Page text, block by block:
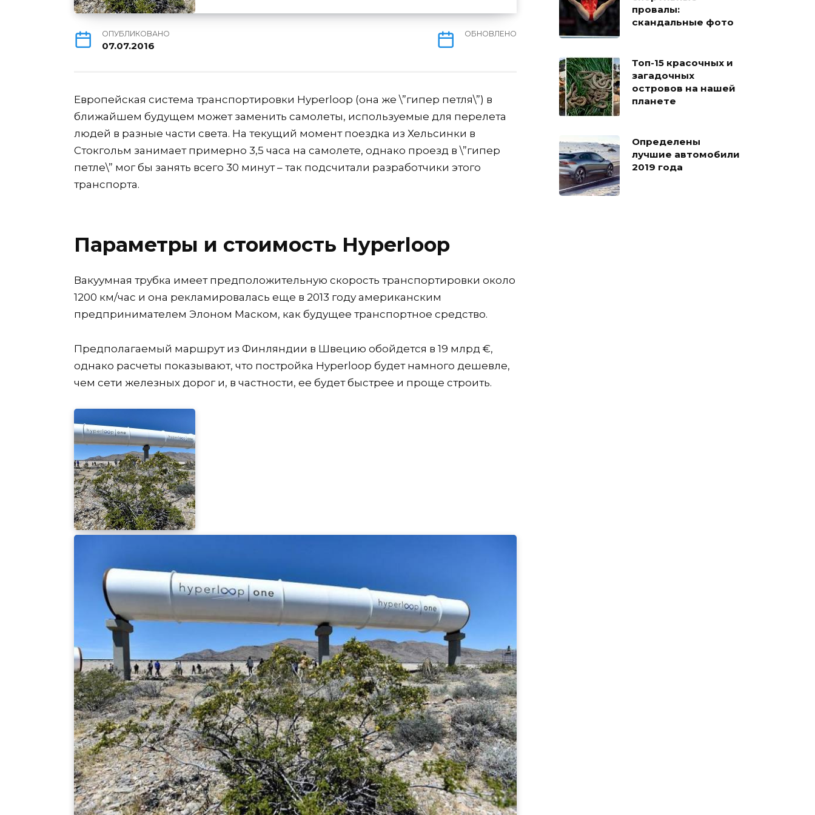
ОПУБЛИКОВАНО
07.07.2016
ОБНОВЛЕНО
Европейская система транспортировки Hyperloop (она же \”гипер петля\”) в
ближайшем будущем может заменить самолеты, используемые для перелета
людей в разные части света. На текущий момент поездка из Хельсинки в
Стокгольм занимает примерно 3,5 часа на самолете, однако проезд в \”гипер
петле\” мог бы занять всего 30 минут – так подсчитали разработчики этого
транспорта.
Параметры и стоимость Hyperloop
Вакуумная трубка имеет предположительную скорость транспортировки около
1200 км/час и она рекламировалась еще в 2013 году американским
предпринимателем Элоном Маском, как будущее транспортное средство.
Предполагаемый маршрут из Финляндии в Швецию обойдется в 19 млрд €,
однако расчеты показывают, что постройка Hyperloop будет намного дешевле,
чем сети железных дорог и, в частности, ее будет быстрее и проще строить.
провалы:
скандальные фото
Топ-15 красочных и
загадочных
островов на нашей
планете
Определены
лучшие автомобили
2019 года